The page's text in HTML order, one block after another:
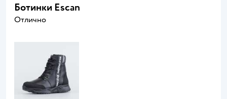
Ботинки Escan
Отлично